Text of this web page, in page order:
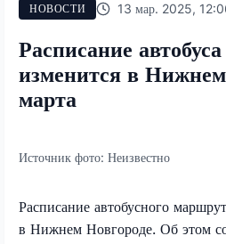
НОВОСТИ 13 мар. 2025,
Расписание
изменится в
марта
Источник фото: Неизвестно
Расписание автобусного
в Нижнем Новгороде. Об этом